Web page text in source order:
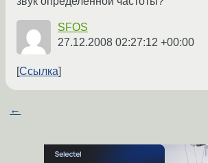
SFOS
27.12.2008 02:27:12 +00:00
Ссылка
←